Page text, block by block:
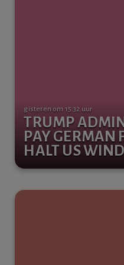
TRUMP
PAY GERMAN
HALT US
gisteren om 15:32 uur